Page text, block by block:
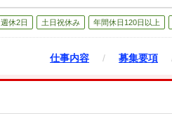
週休2日 土日祝休み 年間休日120日以上
仕事内容 / 募集要項